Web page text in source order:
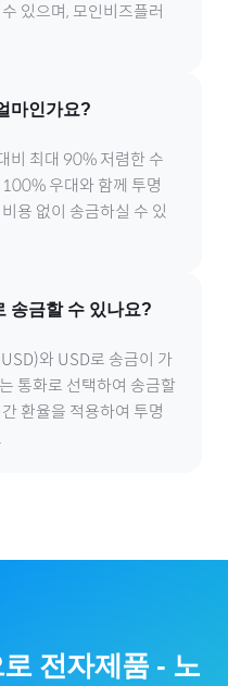
있으며, 모인비즈플러
마인가요?
비 최대 90% 저렴한 수
우대와 함께 투명
용 없이 송금하실 수 있
송금할 수 있나요?
USD)와 USD로 송금이 가
통화로 선택하여 송금할
환율을 적용하여 투명
전자제품- 노